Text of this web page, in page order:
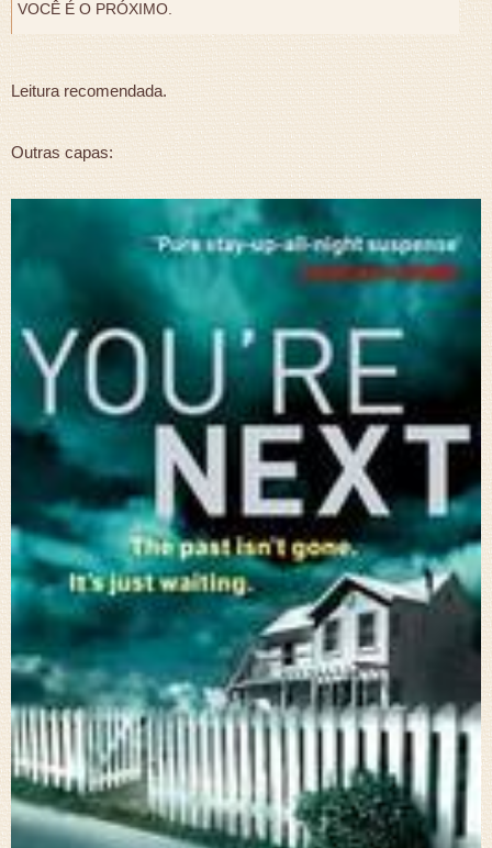
VOCÊ É O PRÓXIMO.
Leitura recomendada.
Outras capas: